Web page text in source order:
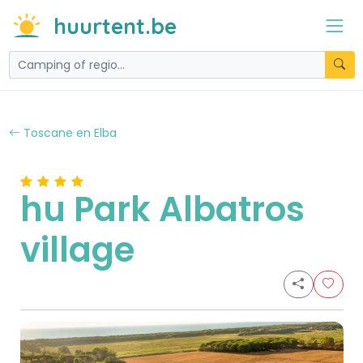
huurtent.be
Toscane en Elba
hu Park Albatros
village